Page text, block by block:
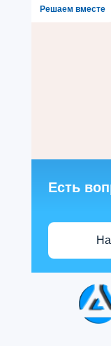
Решаем вместе
Есть